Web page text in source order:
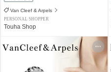
Van Cleef & Arpels
PERSONAL SHOPPER
Touha Shop